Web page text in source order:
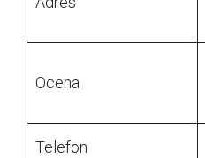
Ocena
Telefon